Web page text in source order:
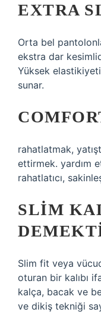
EXTRA
Orta bel
ekstra dar
Yüksek
sunar.
rahatlatmak,
ettirmek. yardım
rahatlatıcı,
SLIM
Slim fit veya
oturan bir kalıbı
kalça, bacak ve
ve dikiş tekniği